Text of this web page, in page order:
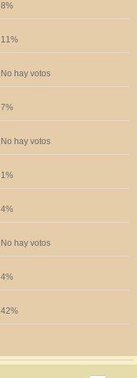
8%
11%
No hay votos
7%
No hay votos
1%
4%
No hay votos
4%
42%